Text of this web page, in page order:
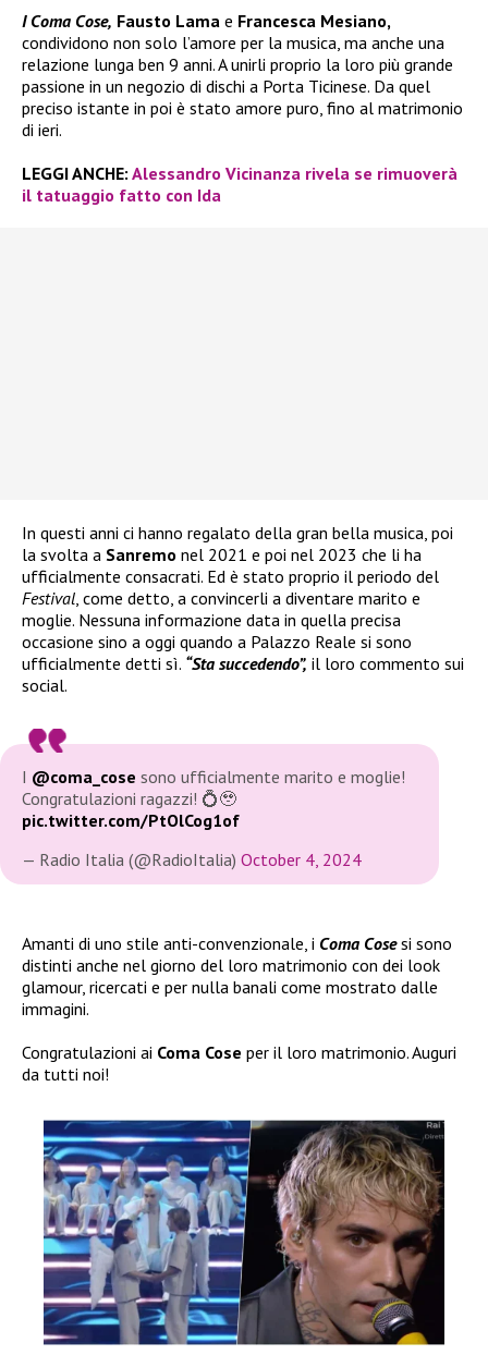
I Coma Cose, Fausto Lama e Francesca Mesiano,
condividono non solo l’amore per la musica, ma anche una
relazione lunga ben 9 anni. A unirli proprio la loro più grande
passione in un negozio di dischi a Porta Ticinese. Da quel
preciso istante in poi è stato amore puro, fino al matrimonio
di ieri.
LEGGI ANCHE: Alessandro Vicinanza rivela se rimuoverà
il tatuaggio fatto con Ida
In questi anni ci hanno regalato della gran bella musica, poi
la svolta a Sanremo nel 2021 e poi nel 2023 che li ha
ufficialmente consacrati. Ed è stato proprio il periodo del
Festival, come detto, a convincerli a diventare marito e
moglie. Nessuna informazione data in quella precisa
occasione sino a oggi quando a Palazzo Reale si sono
ufficialmente detti sì. “Sta succedendo”, il loro commento sui
social.
I @coma_cose sono ufficialmente marito e moglie!
Congratulazioni ragazzi! 💍🥹
pic.twitter.com/PtOlCog1of
— Radio Italia (@RadioItalia) October 4, 2024
Amanti di uno stile anti-convenzionale, i Coma Cosesi sono
distinti anche nel giorno del loro matrimonio con dei look
glamour, ricercati e per nulla banali come mostrato dalle
immagini.
Congratulazioni ai Coma Cose per il loro matrimonio. Auguri
da tutti noi!